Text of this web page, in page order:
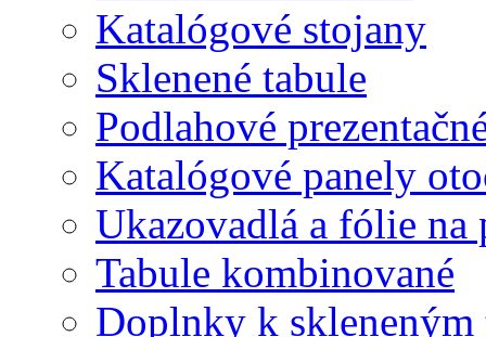
Katalógové stojany
Sklenené tabule
Podlahové
Katalógové panely
Ukazovadlá a fólie na
Tabule kombinované
Doplnky k skleneným